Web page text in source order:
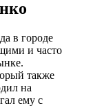
в городе
и часто
также
на
ему с